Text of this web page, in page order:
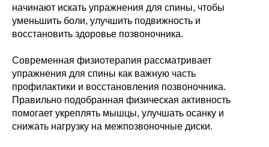
начинают искать упражнения для спины, чтобы
уменьшить боли, улучшить подвижность и
восстановить здоровье позвоночника.
Современная физиотерапия рассматривает
упражнения для спины как важную часть
профилактики и восстановления позвоночника.
Правильно подобранная физическая активность
помогает укреплять мышцы, улучшать осанку и
снижать нагрузку на межпозвоночные диски.